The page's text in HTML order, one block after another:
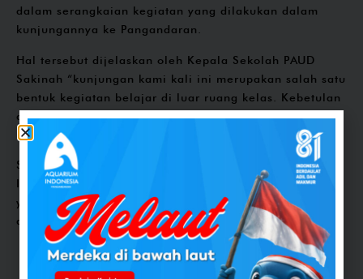
dalam serangkaian kegiatan yang dilakukan dalam
kunjungannya ke Pangandaran.
Hal tersebut dijelaskan oleh Kepala Sekolah PAUD
Sakinah “kunjungan kami kali ini merupakan salah satu
bentuk kegiatan belajar di luar ruang kelas. Kebetulan
di Pangandaran ada beberapa tempat wisata yang
mendukung kegiatan belajar bagi anak-anak”.
Sudah menjadi rahasia umum bahwa Aquarium
Indonesia menjadi salah satu tempat wisata edukasi
yang menjadi andalan para guru untuk membawa anak
didiknya dalam mengenali dan mengamati biota laut.